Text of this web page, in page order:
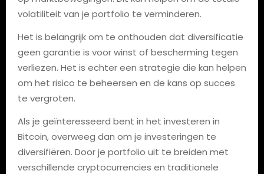
volatiliteit van je portfolio te verminderen.
Het is belangrijk om te onthouden dat diversificatie
geen garantie is voor winst of bescherming tegen
verliezen. Het is echter een strategie die kan helpen
om het risico te beheersen en de kans op succes
te vergroten.
Als je geïnteresseerd bent in het investeren in
Bitcoin, overweeg dan om je investeringen te
diversifiëren. Door je portfolio uit te breiden met
verschillende cryptocurrencies en traditionele